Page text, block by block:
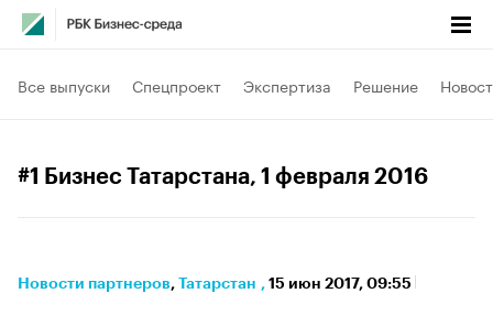
Все выпуски Спецпроект Экспертиза Решение
#1 Бизнес Татарстана, 1 февраля 2016
Новости партнеров⁠, Татарстан , 15 июн 2017, 09:55